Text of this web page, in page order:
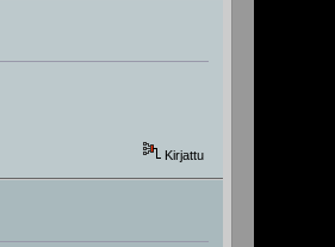
Kirjattu